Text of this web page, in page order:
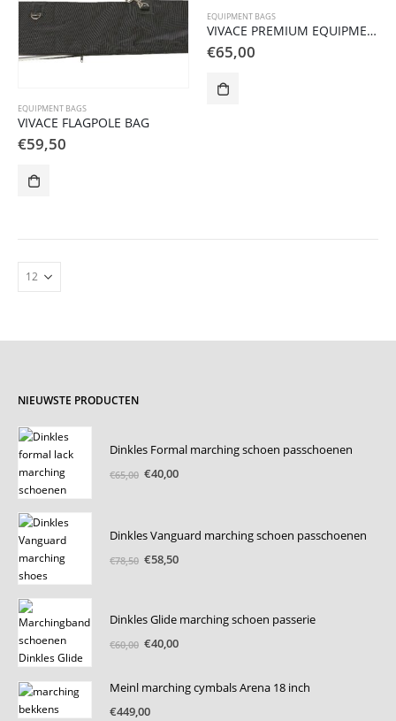
EQUIPMENT BAGS
VIVACE FLAGPOLE BAG
€59,50
EQUIPMENT BAGS
VIVACE PREMIUM EQUIPMENT BAG
€65,00
NIEUWSTE PRODUCTEN
Dinkles Formal marching schoen passchoenen
€65,00 Oorspronkelijke
€40,00Huidige
Dinkles Vanguard marching schoen passchoenen
€78,50 Oorspronkelijke
€58,50Huidige
Dinkles Glide marching schoen passerie
€60,00 Oorspronkelijke
€60,00.
€40,00Huidige
€40,00.
Meinl marching cymbals Arena 18 inch
€449,00